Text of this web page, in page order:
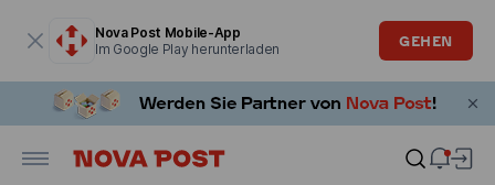
Nova Post Mobile-App
Im Google Play herunterladen
GEHEN